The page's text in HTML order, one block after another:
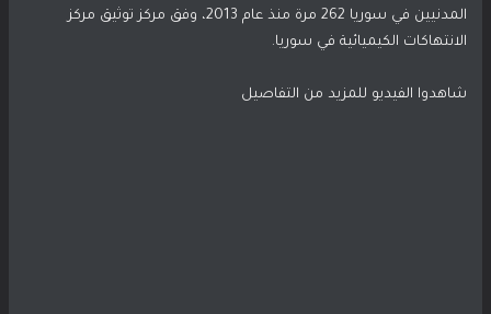
المدنيين في سوريا 262 مرة منذ عام 2013، وفق مركز توثيق مركز
الانتهاكات الكيميائية في سوريا.
شاهدوا الفيديو للمزيد من التفاصيل